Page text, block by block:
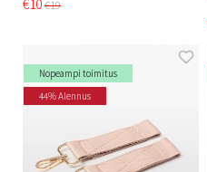
€19
Nopeampi toimitus
44% Alennus